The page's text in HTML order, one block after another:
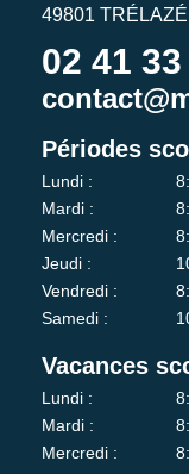
49801
02 41
Périodes
Lundi :
Mardi :
Mercredi :
Jeudi :
Vendredi :
Samedi :
Vacances
Lundi :
Mardi :
Mercredi :